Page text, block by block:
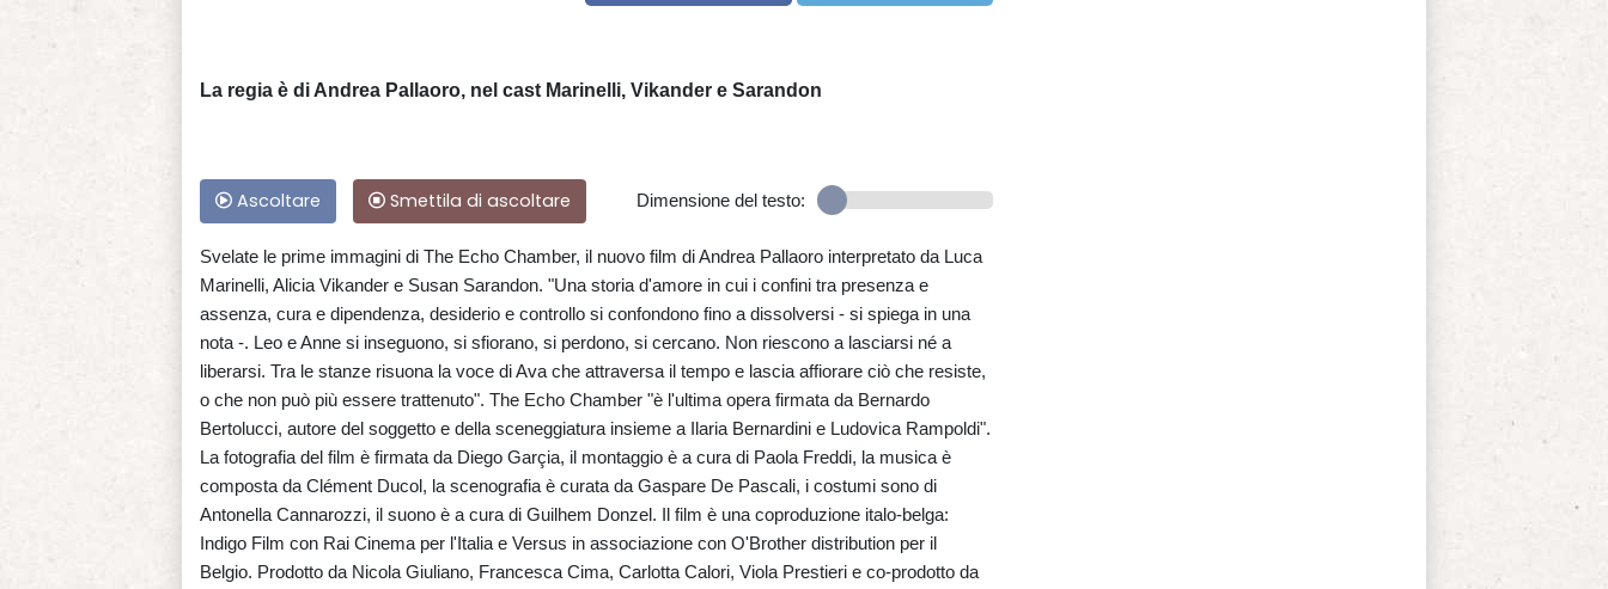
La regia è di Andrea Pallaoro, nel cast Marinelli, Vikander e Sarandon
Ascoltare Smettila di ascoltare Dimensione del testo:
Svelate le prime immagini di The Echo Chamber, il nuovo film di Andrea Pallaoro interpretato da Luca
Marinelli, Alicia Vikander e Susan Sarandon. "Una storia d'amore in cui i confini tra presenza e
assenza, cura e dipendenza, desiderio e controllo si confondono fino a dissolversi - si spiega in una
nota -. Leo e Anne si inseguono, si sfiorano, si perdono, si cercano. Non riescono a lasciarsi né a
liberarsi. Tra le stanze risuona la voce di Ava che attraversa il tempo e lascia affiorare ciò che resiste,
o che non può più essere trattenuto". The Echo Chamber "è l'ultima opera firmata da Bernardo
Bertolucci, autore del soggetto e della sceneggiatura insieme a Ilaria Bernardini e Ludovica Rampoldi".
La fotografia del film è firmata da Diego Garçia, il montaggio è a cura di Paola Freddi, la musica è
composta da Clément Ducol, la scenografia è curata da Gaspare De Pascali, i costumi sono di
Antonella Cannarozzi, il suono è a cura di Guilhem Donzel. Il film è una coproduzione italo-belga:
Indigo Film con Rai Cinema per l'Italia e Versus in associazione con O'Brother distribution per il
Belgio. Prodotto da Nicola Giuliano, Francesca Cima, Carlotta Calori, Viola Prestieri e co-prodotto da